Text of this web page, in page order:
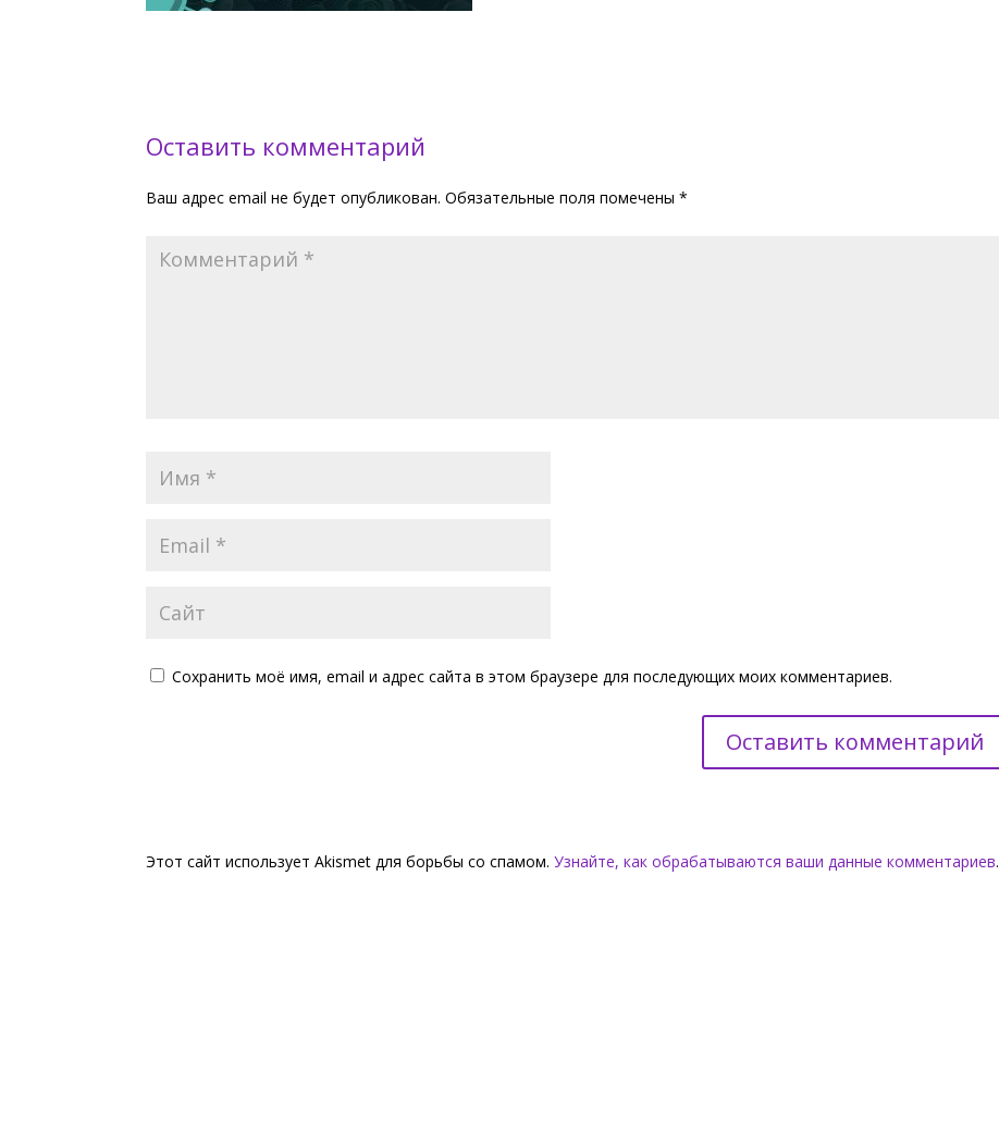
Оставить комментарий
Ваш адрес email не будет опубликован. Обязательные поля помечены*
Сохранить моё имя, email и адрес сайта в этом браузере для последующих моих комментариев.
Этот сайт использует Akismet для борьбы со спамом.Узнайте, как обрабатываются ваши данные комментариев.